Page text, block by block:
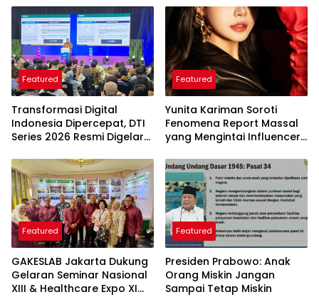
Featured
Transformasi Digital
Indonesia Dipercepat, DTI
Series 2026 Resmi Digelar
Featured
Yunita Kariman Soroti
Fenomena Report Massal
yang Mengintai Influencer,
yang Perlu Diketahui
Featured
GAKESLAB Jakarta Dukung
Gelaran Seminar Nasional
XIII & Healthcare Expo XI
Featured
Presiden Prabowo: Anak
Orang Miskin Jangan
Sampai Tetap Miskin